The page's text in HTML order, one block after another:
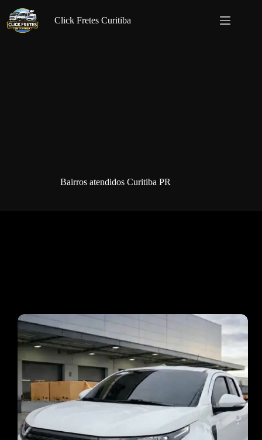
para
conteúdo
Click Fretes Curitiba
Bairros atendidos Curitiba PR